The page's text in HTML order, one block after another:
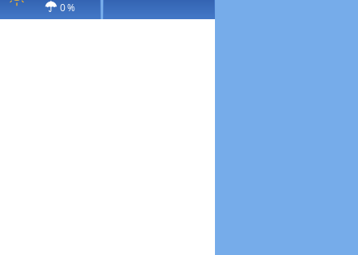
0 %